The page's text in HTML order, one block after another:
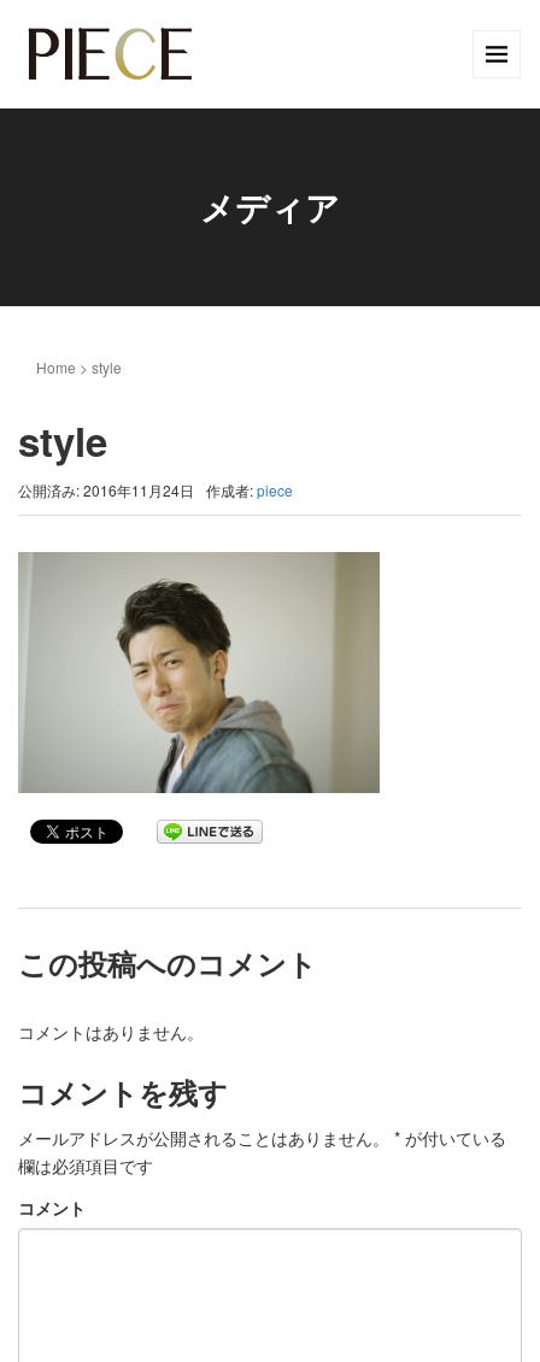
メディア
Home > style
style
公開済み: 2016年11月24日 作成者:piece
この投稿へのコメント
コメントはありません。
コメントを残す
メールアドレスが公開されることはありません。 * が付いている
欄は必須項目です
コメント